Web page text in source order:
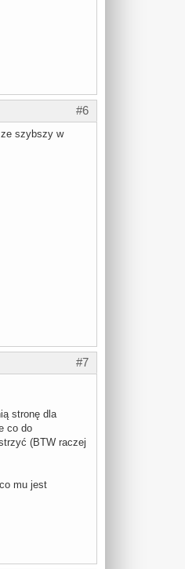
#6
szybszy w
#7
stronę dla
co do
(BTW raczej
mu jest